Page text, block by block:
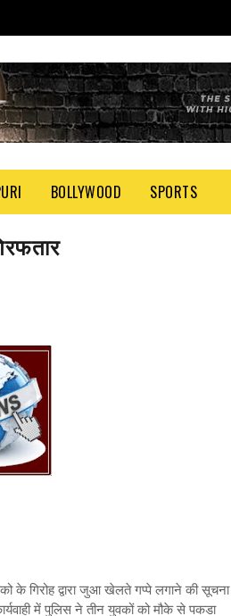
BOLLYWOOD SPORTS
के गिरोह द्वारा जुआ खेलते गप्पे लगाने की सूचना
में पुलिस ने तीन युवकों को मौके से पकडा